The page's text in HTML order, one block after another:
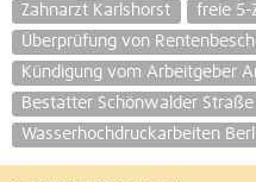
Zahnarzt Karlshorst
freie 5-
Überprüfung von
Kündigung vom Arbeitgeber
Bestatter Schönwalder Straße
Wasserhochdruckarbeiten